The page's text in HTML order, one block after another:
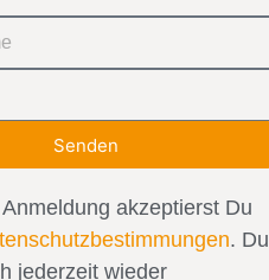
Senden
akzeptierst Du
. Du
jederzeit wieder